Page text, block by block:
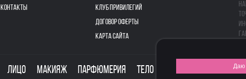
КОНТАКТЫ
КЛУБ ПРИВИЛЕГИЙ
ДОГОВОР ОФЕРТЫ
КАРТА САЙТА
Лицо Макияж Парфюмерия Тело Для Даю